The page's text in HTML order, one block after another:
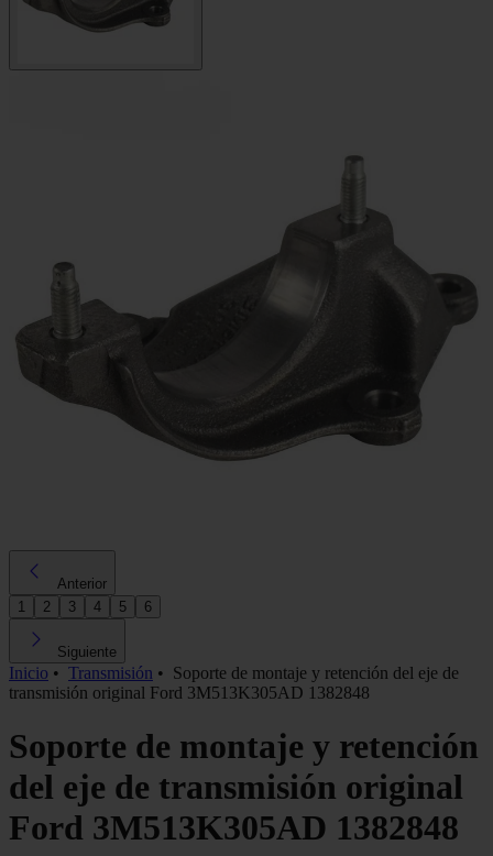
Anterior
1
2 3 4 5 6
Siguiente
Inicio • Transmisión • Soporte de montaje y retención del eje de
transmisión original Ford 3M513K305AD 1382848
Soporte de montaje y retención
del eje de transmisión original
Ford 3M513K305AD 1382848